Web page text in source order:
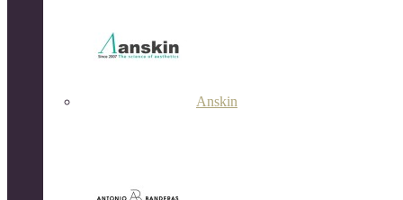
Anskin